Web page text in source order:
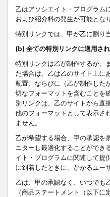
乙はアソシエイト・プログラム
および紹介料の発生が可能とな
特別リンクでは、甲が乙に割り
(b) 全ての特別リンクに適用さ
特別リンクは乙が制作するか、
た場合は、乙は乙のサイト上に
配置、ならびに（乙が制作した
切なフォーマットを含むことを
別リンクは、乙のサイトから直
他のフォーマットとして表示さ
ません。
乙が希望する場合、甲の承認を
ニターし最適化することができ
イト・プログラムに関連して提
に到着したときに、かかるユー
乙は、甲の承認なく、いつでも
（商品ステートメント（以下